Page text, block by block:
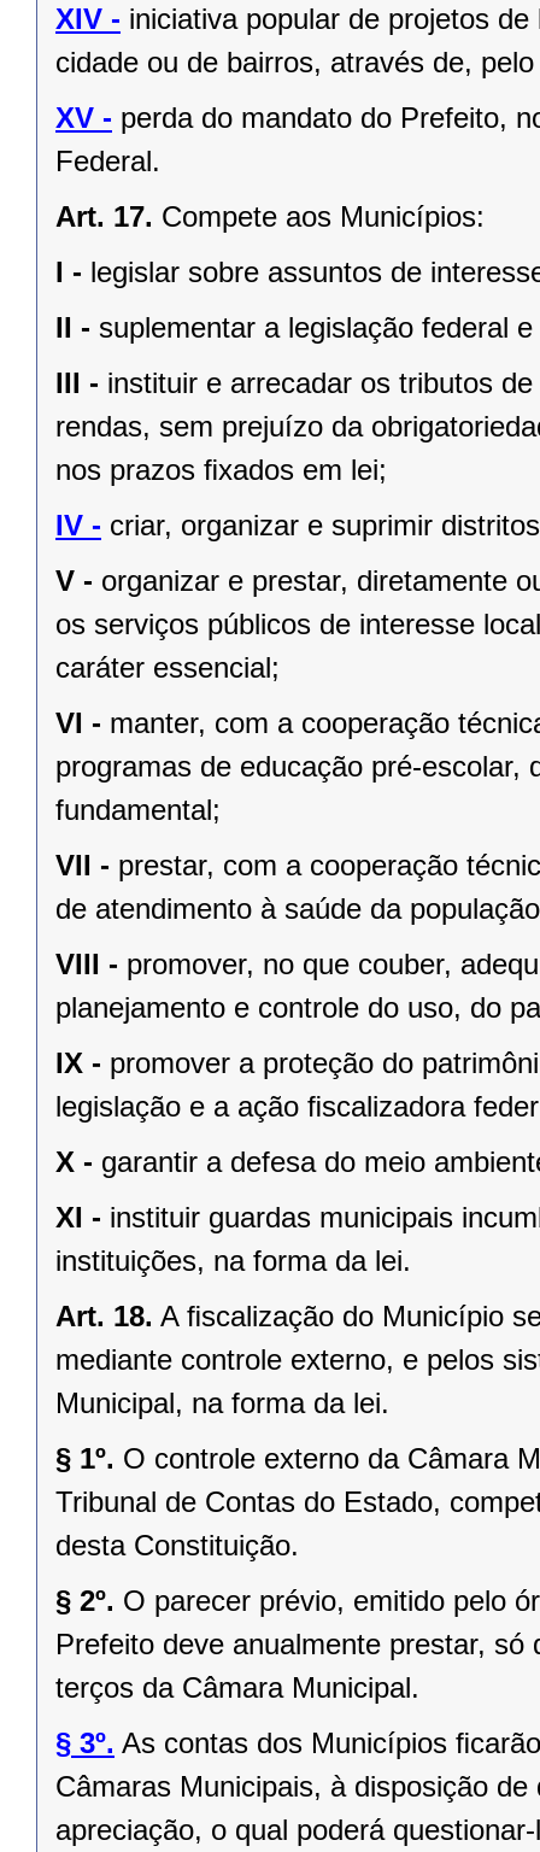
XIV - iniciativa popular de projetos
cidade ou de bairros, através de,
XV - perda do mandato do Prefeito,
Federal.
Art. 17. Compete aos Municípios:
I - legislar sobre assuntos de
II - suplementar a legislação federal
III - instituir e arrecadar os tributos
rendas, sem prejuízo da
nos prazos ﬁxados em lei;
IV - criar, organizar e suprimir
V - organizar e prestar, diretamente
os serviços públicos de interesse
caráter essencial;
VI - manter, com a cooperação
programas de educação pré-escolar,
fundamental;
VII - prestar, com a cooperação
de atendimento à saúde da
VIII - promover, no que couber,
planejamento e controle do uso, do
IX - promover a proteção do
legislação e a ação ﬁscalizadora
X - garantir a defesa do meio
XI - instituir guardas municipais
instituições, na forma da lei.
Art. 18. A ﬁscalização do Município
mediante controle externo, e pelos
Municipal, na forma da lei.
§ 1º. O controle externo da Câmara
Tribunal de Contas do Estado,
desta Constituição.
§ 2º. O parecer prévio, emitido pelo
Prefeito deve anualmente prestar,
terços da Câmara Municipal.
§ 3º. As contas dos Municípios
Câmaras Municipais, à disposição
apreciação, o qual poderá